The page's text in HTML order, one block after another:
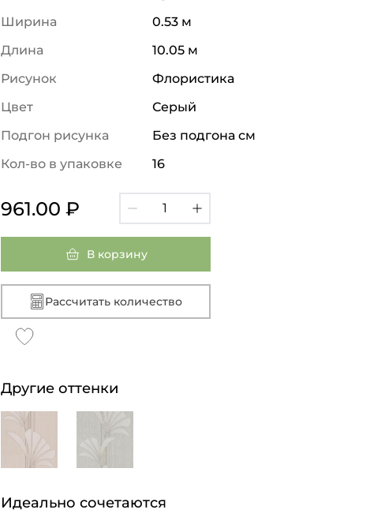
Ширина
0.53 м
Длина
10.05 м
Рисунок
Флористика
Цвет
Серый
Подгон рисунка
Без подгона см
Кол-во в упаковке
16
961.00 ₽
В корзину
Рассчитать количество
Другие оттенки
Идеально сочетаются